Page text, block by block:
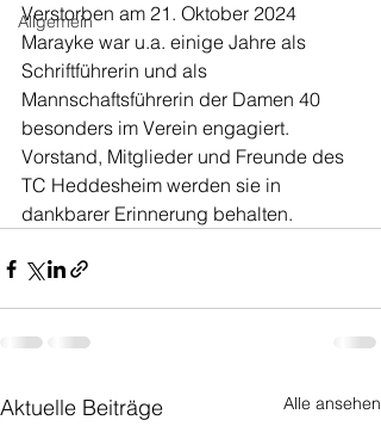
Allgemein
Verstorben am 21. Oktober 2024
Marayke war u.a. einige Jahre als
Schriftführerin und als
Mannschaftsführerin der Damen 40
besonders im Verein engagiert.
Vorstand, Mitglieder und Freunde des
TC Heddesheim werden sie in
dankbarer Erinnerung behalten.
Aktuelle Beiträge Alle ansehen